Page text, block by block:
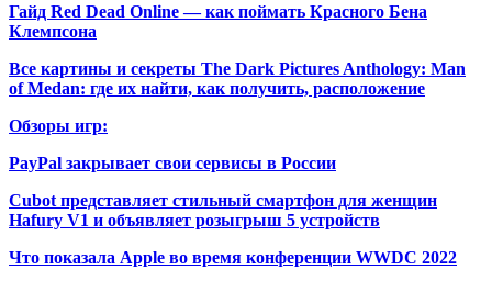
Гайд Red Dead Online — как поймать Красного Бена
Клемпсона
Все картины и секреты The Dark Pictures Anthology: Man
of Medan: где их найти, как получить, расположение
Обзоры игр:
PayPal закрывает свои сервисы в России
Cubot представляет стильный смартфон для женщин
Hafury V1 и объявляет розыгрыш 5 устройств
Что показала Apple во время конференции WWDC 2022